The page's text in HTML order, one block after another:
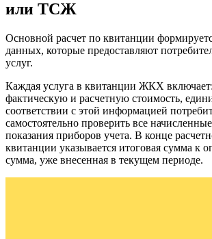
или ТСЖ
Основной расчет по квитанции
данных, которые предоставляют
услуг.
Каждая услуга в квитанции ЖКХ
фактическую и расчетную стоимость,
соответствии с этой информацией
самостоятельно проверить все
показания приборов учета. В конце
квитанции указывается итоговая сумма к
сумма, уже внесенная в текущем периоде.